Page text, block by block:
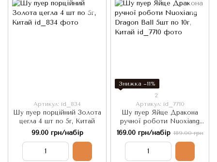
Артикул: id_834
Шу пуер порційний Золота
цегла 4 шт по 5г, Китай
99.00 грн/набір
Знижка −11%
2
Артикул: id_7710
Шу пуер Яйце Дракона
ручної роботи Nuoxiang
Dragon Ball 5шт по 10г,
Китай
169.00 грн/набір 189.00 грн